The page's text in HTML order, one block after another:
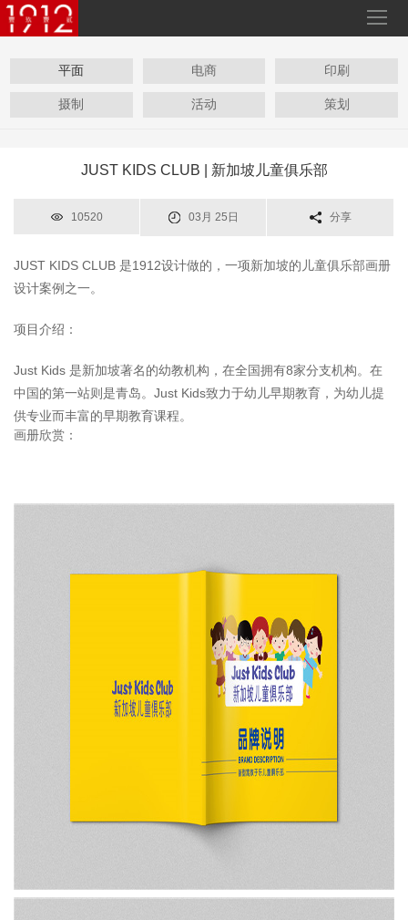
平面 电商 印刷
摄制 活动 策划
JUST KIDS CLUB | 新加坡儿童俱乐部
10520 03月 25日 分享
JUST KIDS CLUB 是1912设计做的，一项新加坡的儿童俱乐部画册
设计案例之一。
项目介绍：
Just Kids 是新加坡著名的幼教机构，在全国拥有8家分支机构。在
中国的第一站则是青岛。Just Kids致力于幼儿早期教育，为幼儿提
供专业而丰富的早期教育课程。
画册欣赏：